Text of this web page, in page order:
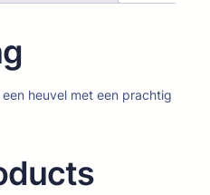
heuvel met een prachtig